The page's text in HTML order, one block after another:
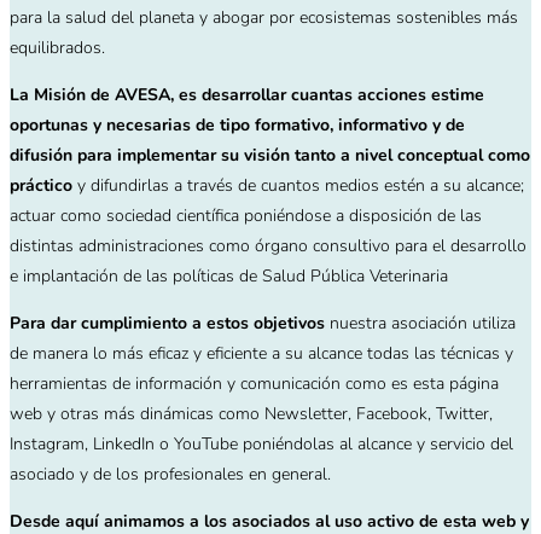
para la salud del planeta y abogar por ecosistemas sostenibles más
equilibrados.
La Misión de AVESA, es desarrollar cuantas acciones estime
oportunas y necesarias de tipo formativo, informativo y de
difusión para implementar su visión tanto a nivel conceptual como
práctico y difundirlas a través de cuantos medios estén a su alcance;
actuar como sociedad científica poniéndose a disposición de las
distintas administraciones como órgano consultivo para el desarrollo
e implantación de las políticas de Salud Pública Veterinaria
Para dar cumplimiento a estos objetivos nuestra asociación utiliza
de manera lo más eficaz y eficiente a su alcance todas las técnicas y
herramientas de información y comunicación como es esta página
web y otras más dinámicas como Newsletter, Facebook, Twitter,
Instagram, LinkedIn o YouTube poniéndolas al alcance y servicio del
asociado y de los profesionales en general.
Desde aquí animamos a los asociados al uso activo de esta web y